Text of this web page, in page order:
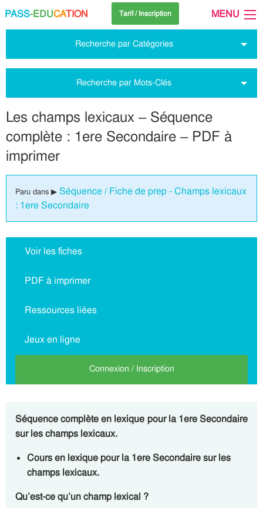
PASS-EDUCATION Tarif / Inscription MENU
Recherche par Catégories
Recherche par Mots-Clés
Les champs lexicaux – Séquence
complète : 1ere Secondaire – PDF à
imprimer
Paru dans ▶ Séquence / Fiche de prep - Champs lexicaux
: 1ere Secondaire
Voir les fiches
PDF à imprimer
Ressources liées
Jeux en ligne
Connexion / Inscription
Séquence complète en lexique pour la 1ere Secondaire
sur les champs lexicaux.
Cours en lexique pour la 1ere Secondaire sur les
champs lexicaux.
Qu’est-ce qu’un champ lexical ?